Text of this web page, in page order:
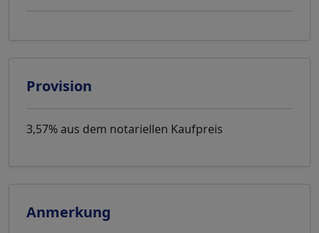
Provision
3,57% aus dem notariellen Kaufpreis
Anmerkung